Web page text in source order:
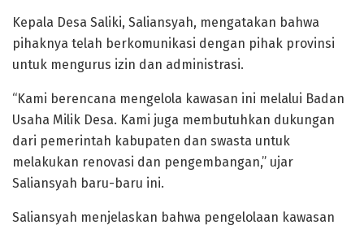
Kepala Desa Saliki, Saliansyah, mengatakan bahwa
pihaknya telah berkomunikasi dengan pihak provinsi
untuk mengurus izin dan administrasi.
“Kami berencana mengelola kawasan ini melalui Badan
Usaha Milik Desa. Kami juga membutuhkan dukungan
dari pemerintah kabupaten dan swasta untuk
melakukan renovasi dan pengembangan,” ujar
Saliansyah baru-baru ini.
Saliansyah menjelaskan bahwa pengelolaan kawasan